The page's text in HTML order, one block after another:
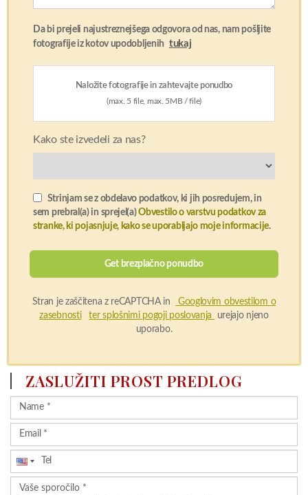
Da bi prejeli najustreznejšega odgovora od nas, nam pošljite
fotografije iz kotov upodobljenih tukaj
Naložite fotografije in zahtevajte ponudbo
(max. 5 file, max. 5MB / file)
Kako ste izvedeli za nas?
Strinjam se z obdelavo podatkov, ki jih posredujem, in
sem prebral(a) in sprejel(a)Obvestilo o varstvu podatkov za
stranke, ki pojasnjuje, kako se uporabljajo moje informacije.
Stran je zaščitena z reCAPTCHA in
Googlovim obvestilom o
zasebnosti
ter splošnimi pogoji poslovanja
urejajo njeno
uporabo.
ZASLUŽITI PROST PREDLOG